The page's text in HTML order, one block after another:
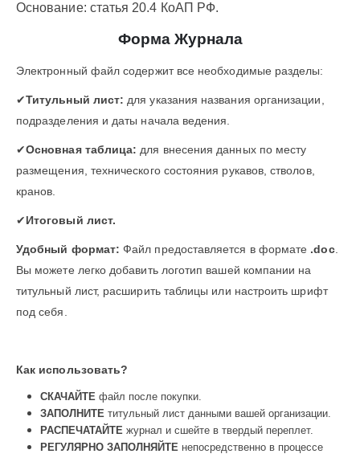
Основание: статья 20.4 КоАП РФ.
Форма Журнала
Электронный файл содержит все необходимые разделы:
✔Титульный лист: для указания названия организации,
подразделения и даты начала ведения.
✔Основная таблица: для внесения данных по месту
размещения, технического состояния рукавов, стволов,
кранов.
✔Итоговый лист.
Удобный формат:Файл предоставляется в формате .doc.
Вы можете легко добавить логотип вашей компании на
титульный лист, расширить таблицы или настроить шрифт
под себя.
Как использовать?
СКАЧАЙТЕ файл после покупки.
ЗАПОЛНИТЕ титульный лист данными вашей организации.
РАСПЕЧАТАЙТЕ журнал и сшейте в твердый переплет.
РЕГУЛЯРНО ЗАПОЛНЯЙТЕ непосредственно в процессе